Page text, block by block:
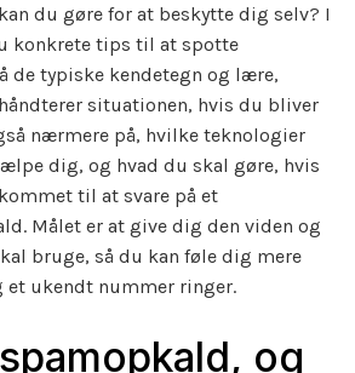
du gøre for at beskytte dig selv? I
konkrete tips til at spotte
de typiske kendetegn og lære,
situationen, hvis du bliver
nærmere på, hvilke teknologier
dig, og hvad du skal gøre, hvis
til at svare på et
Målet er at give dig den viden og
bruge, så du kan føle dig mere
et ukendt nummer ringer.
og